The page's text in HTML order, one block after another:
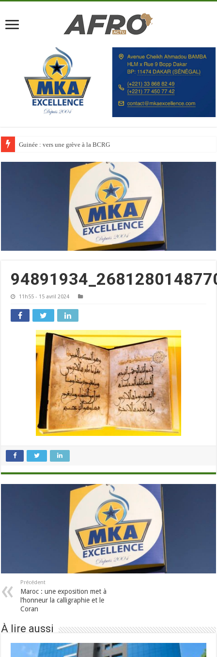
Discours à la Nation : Alassane Ouattara appelle les Ivoiriens à « l’unité,
11h55 - 15 avril 2024
Précédent
Maroc : une exposition met à
l’honneur la calligraphie et le
Coran
À lire aussi